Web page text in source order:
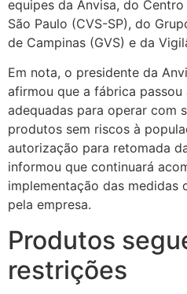
equipes da Anvisa, do
São Paulo (CVS-SP), do
de Campinas (GVS) e da
Em nota, o presidente da
afirmou que a fábrica
adequadas para operar com
produtos sem riscos à
autorização para retomada
informou que continuará
implementação das medidas
pela empresa.
Produtos
restrições